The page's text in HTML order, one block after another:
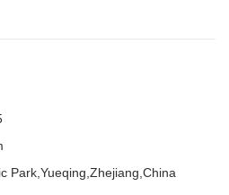
Park,Yueqing,Zhejiang,China